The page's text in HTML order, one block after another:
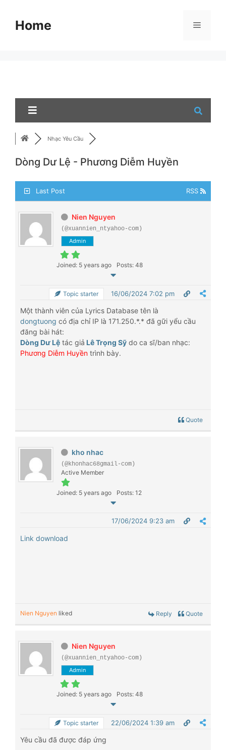
contentHome Menu
Nhạc Yêu Cầu
Dòng Dư Lệ - Phương Diễm Huyền
Last Post RSS
Nien Nguyen
(@xuannien_ntyahoo-com)
Admin
Joined: 5 years ago Posts: 48
Topic starter 16/06/2024 7:02 pm
Một thành viên của Lyrics Database tên là
dongtuong có địa chỉ IP là 171.250.*.* đã gữi yểu cầu
đăng bài hát:
Dòng Dư Lệ tác giả Lê Trọng Sỹ do ca sĩ/ban nhạc:
Phương Diễm Huyền trình bày.
Quote
kho nhac
(@khonhac68gmail-com)
Active Member
Joined: 5 years ago Posts: 12
17/06/2024 9:23 am
Link download
Nien Nguyen liked Reply Quote
Nien Nguyen
(@xuannien_ntyahoo-com)
Admin
Joined: 5 years ago Posts: 48
Topic starter 22/06/2024 1:39 am
Yêu cầu đã được đáp ứng